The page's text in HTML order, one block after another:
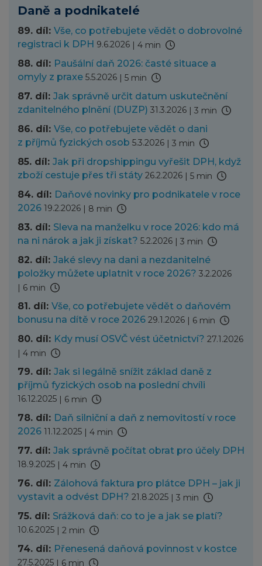
Daně a podnikatelé
89. díl: Vše, co potřebujete vědět o dobrovolné
registraci k DPH 9.6.2026 | 4 min
88. díl: Paušální daň 2026: časté situace a
omyly z praxe 5.5.2026 | 5 min
87. díl: Jak správně určit datum uskutečnění
zdanitelného plnění (DUZP) 31.3.2026 | 3 min
86. díl: Vše, co potřebujete vědět o dani
z příjmů fyzických osob 5.3.2026 | 3 min
85. díl: Jak při dropshippingu vyřešit DPH, když
zboží cestuje přes tři státy 26.2.2026 | 5 min
84. díl: Daňové novinky pro podnikatele v roce
2026 19.2.2026 | 8 min
83. díl: Sleva na manželku v roce 2026: kdo má
na ni nárok a jak ji získat? 5.2.2026 | 3 min
82. díl: Jaké slevy na dani a nezdanitelné
položky můžete uplatnit v roce 2026? 3.2.2026
| 6 min
81. díl: Vše, co potřebujete vědět o daňovém
bonusu na dítě v roce 2026 29.1.2026 | 6 min
80. díl: Kdy musí OSVČ vést účetnictví? 27.1.2026
| 4 min
79. díl: Jak si legálně snížit základ daně z
příjmů fyzických osob na poslední chvíli
16.12.2025 | 6 min
78. díl: Daň silniční a daň z nemovitostí v roce
2026 11.12.2025 | 4 min
77. díl: Jak správně počítat obrat pro účely DPH
18.9.2025 | 4 min
76. díl: Zálohová faktura pro plátce DPH – jak ji
vystavit a odvést DPH? 21.8.2025 | 3 min
75. díl: Srážková daň: co to je a jak se platí?
10.6.2025 | 2 min
74. díl: Přenesená daňová povinnost v kostce
27.5.2025 | 6 min